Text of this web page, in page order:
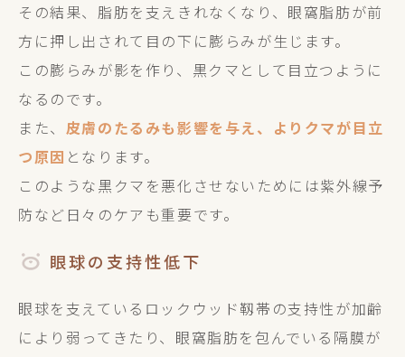
その結果、脂肪を支えきれなくなり、眼窩脂肪が前
方に押し出されて目の下に膨らみが生じます。
この膨らみが影を作り、黒クマとして目立つように
なるのです。
また、 皮膚のたるみも影響を与え、よりクマが目立
つ原因 となります。
このような黒クマを悪化させないためには紫外線予
防など日々のケアも重要です。
眼球の支持性低下
眼球を支えているロックウッド靱帯の支持性が加齢
により弱ってきたり、眼窩脂肪を包んでいる隔膜が